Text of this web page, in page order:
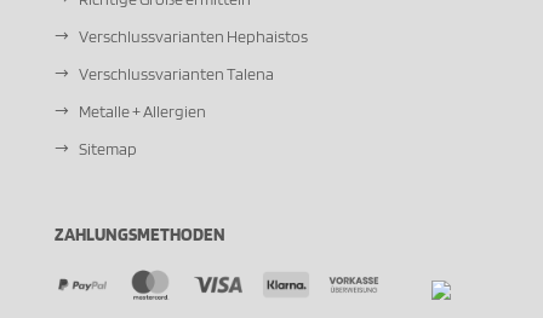
Verschlussvarianten Hephaistos
Verschlussvarianten Talena
Metalle + Allergien
Sitemap
ZAHLUNGSMETHODEN